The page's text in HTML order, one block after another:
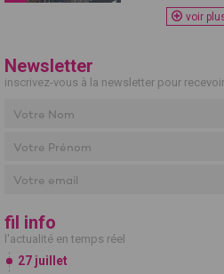
voir
Newsletter
inscrivez-vous à la newsletter pour
fil info
l'actualité en temps réel
27 juillet